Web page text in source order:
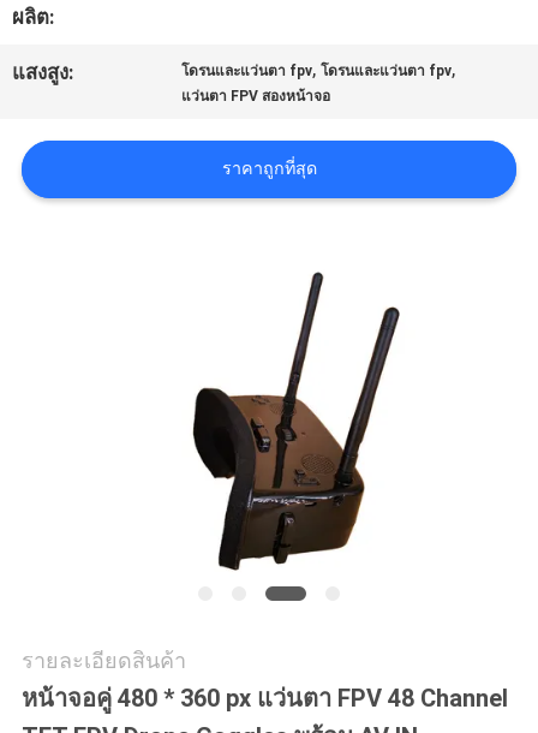
ใบ
เสนอ
ราคา
เป็น
ผลิต:
แสงสูง: โดรนและแว่นตา fpv,โดรนและแว่นตา fpv,
แว่นตา FPV สองหน้าจอ
ราคาถูกที่สุด
รายละเอียดสินค้า
หน้าจอคู่ 480 * 360 px แว่นตา FPV 48 Channel